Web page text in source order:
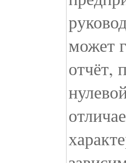
может
отчёт,